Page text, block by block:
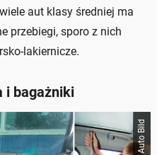
aut klasy średniej ma
przebiegi, sporo z nich
lakiernicze.
i bagażniki
Auto Bild